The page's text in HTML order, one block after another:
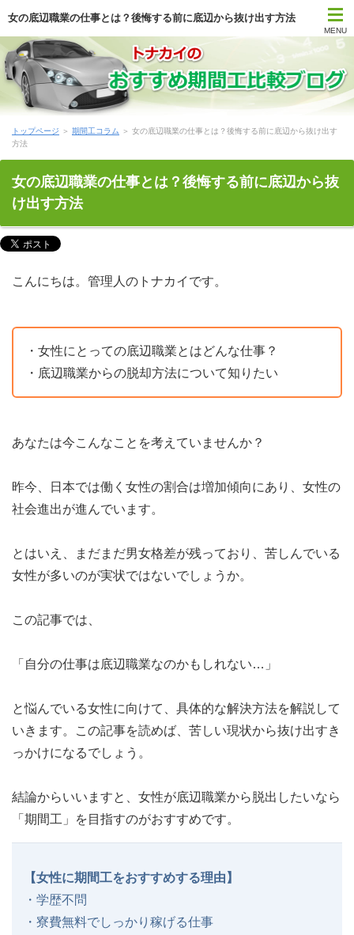
女の底辺職業の仕事とは？後悔する前に底辺から抜け出す方法
MENU
トップページ
期間工比較ランキング
はじめて期間工に応募する方
期間工メーカー別待遇まとめ
目指せ！正社員登用
お問い合わせ
トップページ ＞ 期間工コラム ＞ 女の底辺職業の仕事とは？後悔する前に底辺から抜け出す
方法
女の底辺職業の仕事とは？後悔する前に底辺から抜
け出す方法
こんにちは。管理人のトナカイです。
・女性にとっての底辺職業とはどんな仕事？
・底辺職業からの脱却方法について知りたい
あなたは今こんなことを考えていませんか？
昨今、日本では働く女性の割合は増加傾向にあり、女性の
社会進出が進んでいます。
とはいえ、まだまだ男女格差が残っており、苦しんでいる
女性が多いのが実状ではないでしょうか。
この記事では、
「自分の仕事は底辺職業なのかもしれない…」
と悩んでいる女性に向けて、具体的な解決方法を解説して
いきます。この記事を読めば、苦しい現状から抜け出すき
っかけになるでしょう。
結論からいいますと、女性が底辺職業から脱出したいなら
「期間工」を目指すのがおすすめです。
【女性に期間工をおすすめする理由】
・学歴不問
・寮費無料でしっかり稼げる仕事